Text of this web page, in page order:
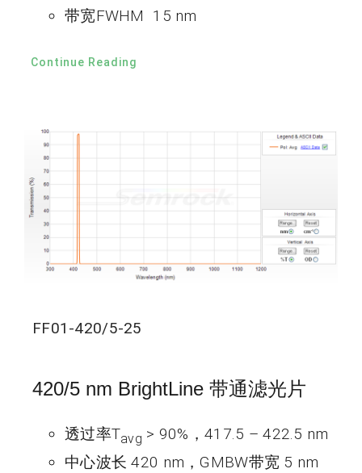
带宽FWHM 15 nm
Continue Reading
FF01-420/5-25
420/5 nm BrightLine 带通滤光片
透过率Tavg > 90%，417.5 – 422.5 nm
中心波长 420 nm，GMBW带宽 5 nm